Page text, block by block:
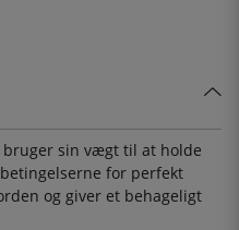
sin vægt til at holde
for perfekt
og giver et behageligt